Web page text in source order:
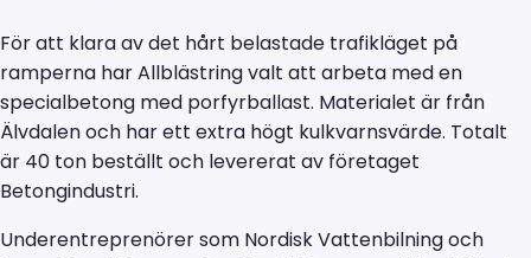
För att klara av det hårt belastade trafikläget på
ramperna har Allblästring valt att arbeta med en
specialbetong med porfyrballast. Materialet är från
Älvdalen och har ett extra högt kulkvarnsvärde. Totalt
är 40 ton beställt och levererat av företaget
Betongindustri.
Underentreprenörer som Nordisk Vattenbilning och